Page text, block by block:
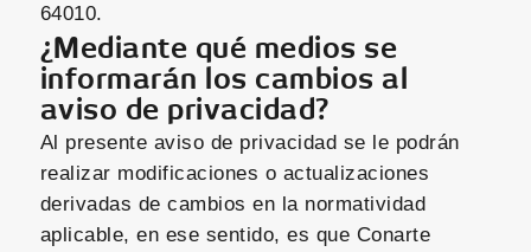
64010.
¿Mediante qué medios se
informarán los cambios al
aviso de privacidad?
Al presente aviso de privacidad se le podrán
realizar modificaciones o actualizaciones
derivadas de cambios en la normatividad
aplicable, en ese sentido, es que Conarte